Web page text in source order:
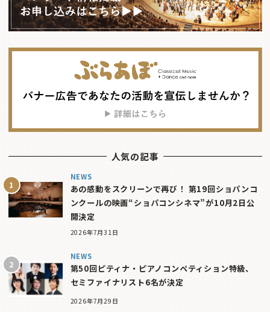
人気の記事
NEWS
あの感動をスクリーンで再び！ 第19回ショパンコ
ンクールの映画“ショパコンシネマ”が10月2日公
開決定
2026年7月31日
NEWS
第50回ピティナ・ピアノコンペティション特級、
セミファイナリスト6名が決定
2026年7月29日